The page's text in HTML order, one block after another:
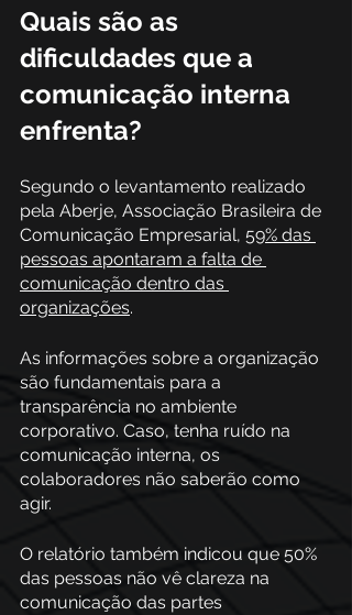
Quais são as
dificuldades que a
comunicação interna
enfrenta?
Segundo o levantamento realizado
pela Aberje, Associação Brasileira de
Comunicação Empresarial, 59% das
pessoas apontaram a falta de
comunicação dentro das
organizações.
As informações sobre a organização
são fundamentais para a
transparência no ambiente
corporativo. Caso, tenha ruído na
comunicação interna, os
colaboradores não saberão como
agir.
O relatório também indicou que 50%
das pessoas não vê clareza na
comunicação das partes